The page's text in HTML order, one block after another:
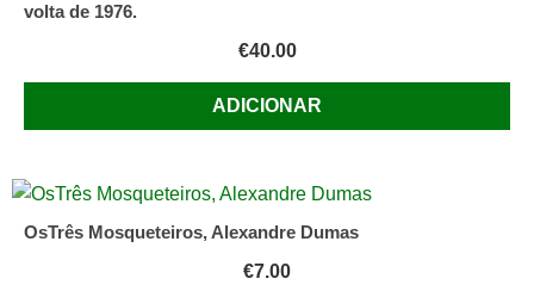
volta de 1976.
€40.00
ADICIONAR
OsTrês Mosqueteiros, Alexandre Dumas
€7.00